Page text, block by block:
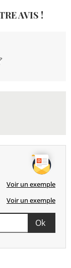
AVIS !
Voir un exemple
Voir un exemple